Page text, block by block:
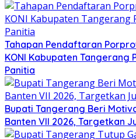
Tahapan Pendaftaran
KONI Kabupaten Tangerang
Panitia
Bupati Tangerang Beri
Banten VII 2026, Targetkan